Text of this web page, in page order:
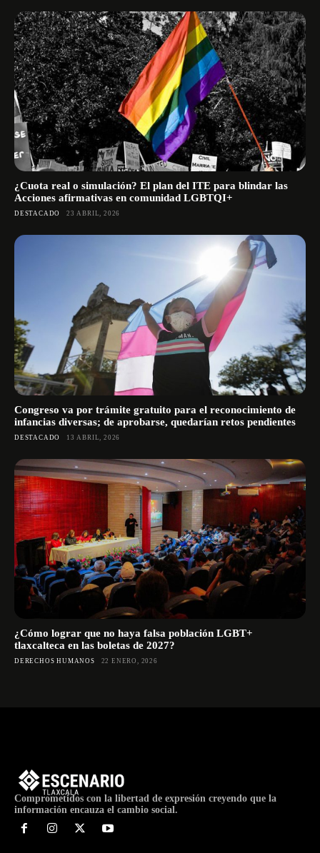
¿Cuota real o simulación? El plan del ITE para blindar las
Acciones afirmativas en comunidad LGBTQI+
DESTACADO 23 ABRIL, 2026
Congreso va por trámite gratuito para el reconocimiento de
infancias diversas; de aprobarse, quedarían retos pendientes
DESTACADO 13 ABRIL, 2026
¿Cómo lograr que no haya falsa población LGBT+
tlaxcalteca en las boletas de 2027?
DERECHOS HUMANOS 22 ENERO, 2026
Comprometidos con la libertad de expresión creyendo que la
información encauza el cambio social.